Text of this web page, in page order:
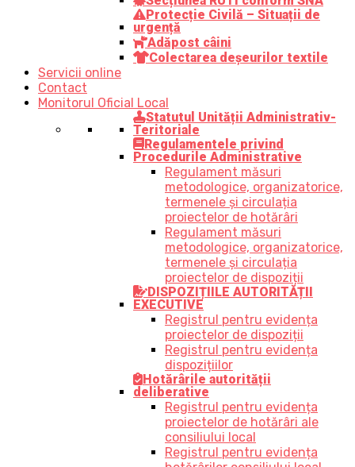
Protecție Civilă – Situații de
urgență
Adăpost câini
Colectarea deșeurilor textile
Servicii online
Contact
Monitorul Oficial Local
Statutul Unității Administrativ-
Teritoriale
Regulamentele privind
Procedurile Administrative
Regulament măsuri
metodologice, organizatorice,
termenele și circulația
proiectelor de hotărâri
Regulament măsuri
metodologice, organizatorice,
termenele și circulația
proiectelor de dispoziții
DISPOZIȚIILE AUTORITĂȚII
EXECUTIVE
Registrul pentru evidența
proiectelor de dispoziții
Registrul pentru evidența
dispozițiilor
Hotărârile autorității
deliberative
Registrul pentru evidența
proiectelor de hotărâri ale
consiliului local
Registrul pentru evidența